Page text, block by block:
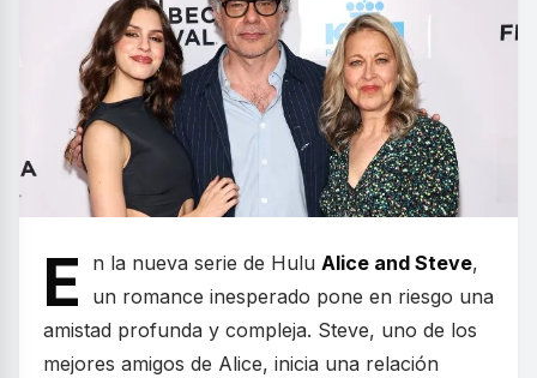
E n la nueva serie de Hulu Alice and Steve,
un romance inesperado pone en riesgo una
amistad profunda y compleja. Steve, uno de los
mejores amigos de Alice, inicia una relación